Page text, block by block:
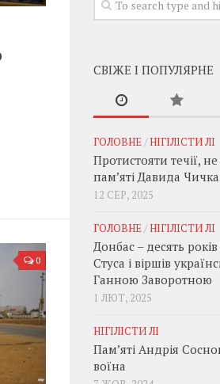
0
СВІЖЕ І ПОПУЛЯРНЕ
ГОЛОВНЕ/НІГІЛІСТИ ЛІ
Протистояти течії,
пам’яті Давида
12 СЕР, 2025
ГОЛОВНЕ/НІГІЛІСТИ ЛІ
Донбас – десять
Стуса і віршів
Ганною Заворотною
1 ЛЮТ, 2025
НІГІЛІСТИ ЛІ
Пам’яті Андрія
воїна